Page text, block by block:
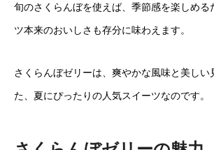
旬のさくらんぼを使えば、季節感を楽しめる
ツ本来のおいしさも存分に味わえます。
さくらんぼゼリーは、爽やかな風味と美しい
た、夏にぴったりの人気スイーツなのです。